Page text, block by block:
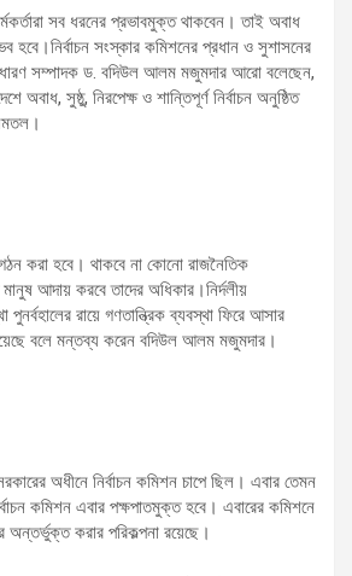
কর্মকর্তারা সব ধরনের প্রভাবমুক্ত থাকবেন। তাই অবাধ
হবে।নির্বাচন সংস্কার কমিশনের প্রধান ও সুশাসনের
সম্পাদক ড. বদিউল আলম মজুমদার আরো বলেছেন,
অবাধ, সুষ্ঠু, নিরপেক্ষ ও শান্তিপূর্ণ নির্বাচন অনুষ্ঠিত
গঠন করা হবে। থাকবে না কোনো রাজনৈতিক
আদায় করবে তাদের অধিকার।নির্দলীয়
পুনর্বহালের রায়ে গণতান্ত্রিক ব্যবস্থা ফিরে আসার
বলে মন্তব্য করেন বদিউল আলম মজুমদার।
অধীনে নির্বাচন কমিশন চাপে ছিল। এবার তেমন
কমিশন এবার পক্ষপাতমুক্ত হবে। এবারের কমিশনে
অন্তর্ভুক্ত করার পরিকল্পনা রয়েছে।